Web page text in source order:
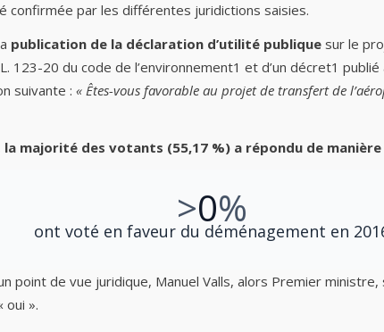
confirmée par les différentes juridictions saisies.
publication de la déclaration d’utilité publique sur le
123-20 du code de l’environnement1 et d’un décret1
suivante : « Êtes-vous favorable au projet de transfert de
la majorité des votants (55,17 %) a répondu de
>0%
ont voté en faveur du déménagement en
point de vue juridique, Manuel Valls, alors Premier
oui ».